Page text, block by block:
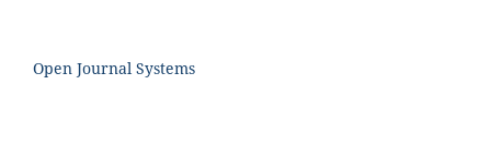
Open Journal Systems